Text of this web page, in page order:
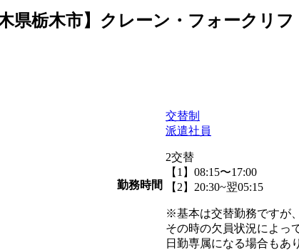
県栃木市】クレーン・フォークリ
勤務時間
交替制
派遣社員
2交替
【1】08:15〜17:00
【2】20:30~翌05:15
※基本は交替勤務ですが、
その時の欠員状況によっ
日勤専属になる場合もあ